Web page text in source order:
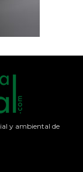
y ambiental de